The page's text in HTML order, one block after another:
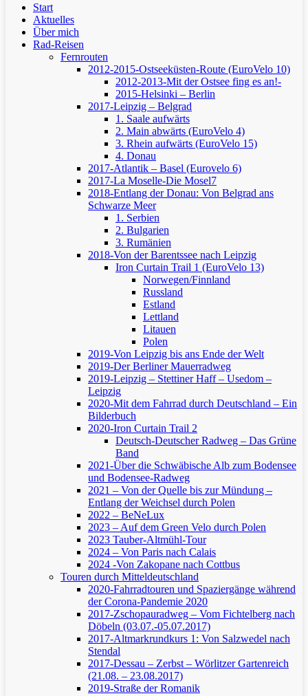
Start
Aktuelles
Über mich
Rad-Reisen
Fernrouten
2012-2015-Ostseeküsten-Route (EuroVelo 10)
2012-2013-Mit der Ostsee fing es an!-
2015-Helsinki – Berlin
2017-Leipzig – Belgrad
1. Saale aufwärts
2. Main abwärts (EuroVelo 4)
3. Rhein aufwärts (EuroVelo 15)
4. Donau
2017-Atlantik – Basel (Eurovelo 6)
2017-La Moselle-Die Mosel7
2018-Entlang der Donau: Von Belgrad ans
Schwarze Meer
1. Serbien
2. Bulgarien
3. Rumänien
2018-Von der Barentssee nach Leipzig
Iron Curtain Trail 1 (EuroVelo 13)
Norwegen/Finnland
Russland
Estland
Lettland
Litauen
Polen
2019-Von Leipzig bis ans Ende der Welt
2019-Der Berliner Mauerradweg
2019-Leipzig – Stettiner Haff – Usedom –
Leipzig
2020-Mit dem Fahrrad durch Deutschland – Ein
Bilderbuch
2020-Iron Curtain Trail 2
Deutsch-Deutscher Radweg – Das Grüne
Band
2021-Über die Schwäbische Alb zum Bodensee
und Bodensee-Radweg
2021 – Von der Quelle bis zur Mündung –
Entlang der Weichsel durch Polen
2022 – BeNeLux
2023 – Auf dem Green Velo durch Polen
2023 Tauber-Altmühl-Tour
2024 – Von Paris nach Calais
2024 -Von Zakopane nach Cottbus
Touren durch Mitteldeutschland
2020-Fahrradtouren und Spaziergänge während
der Corona-Pandemie 2020
2017-Zschopauradweg – Vom Fichtelberg nach
Döbeln (03.07.-05.07.2017)
2017-Altmarkrundkurs 1: Von Salzwedel nach
Stendal
2017-Dessau – Zerbst – Wörlitzer Gartenreich
(21.08. – 23.08.2017)
2019-Straße der Romanik